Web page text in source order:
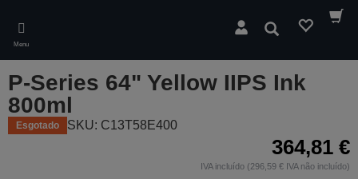
main
content
Menu
Pesquisar
P-Series 64" Yellow IIPS Ink
800ml
Esgotado SKU: C13T58E400
364,81 €
IVA incluído (296,59 € IVA não incluído)